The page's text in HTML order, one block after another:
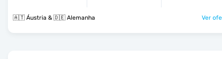
🇦🇹 Áustria & 🇩🇪 Alemanha Ver